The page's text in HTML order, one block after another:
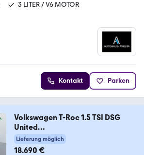
3 LITER / V6 MOTOR
Kontakt Parken
Volkswagen T-Roc 1.5 TSI DSG
United
*StHz*ACC*SHZ*CAM*PDC*
Lieferung möglich
18.690 €